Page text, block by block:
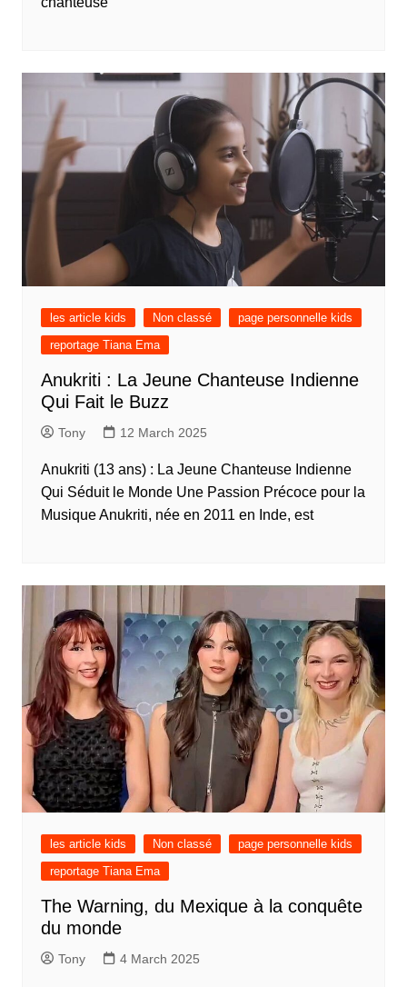
les article kids Non classé
page personnelle kids
reportage Tiana Ema
Anukriti : La Jeune Chanteuse Indienne
Qui Fait le Buzz
Tony 12 March 2025
Anukriti (13 ans) : La Jeune Chanteuse Indienne
Qui Séduit le Monde Une Passion Précoce pour la
Musique Anukriti, née en 2011 en Inde, est
les article kids Non classé
page personnelle kids
reportage Tiana Ema
The Warning, du Mexique à la conquête
du monde
Tony 4 March 2025